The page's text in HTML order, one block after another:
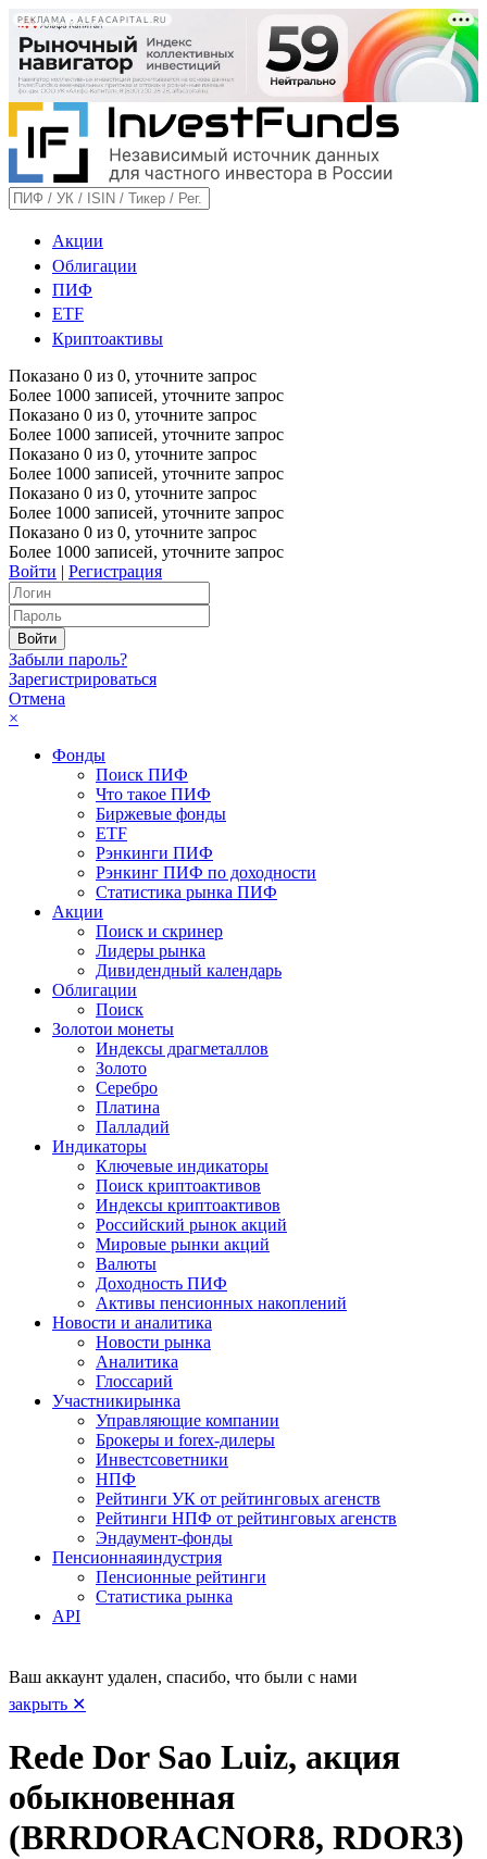
РЕКЛАМА • ALFACAPITAL.RU
Акции
Облигации
ПИФ
ETF
Криптоактивы
Показано 0 из 0, уточните запрос
Более 1000 записей, уточните запрос
Показано 0 из 0, уточните запрос
Более 1000 записей, уточните запрос
Показано 0 из 0, уточните запрос
Более 1000 записей, уточните запрос
Показано 0 из 0, уточните запрос
Более 1000 записей, уточните запрос
Показано 0 из 0, уточните запрос
Более 1000 записей, уточните запрос
Войти | Регистрация
Забыли пароль?
Зарегистрироваться
Отмена
×
Фонды
Поиск ПИФ
Что такое ПИФ
Биржевые фонды
ETF
Рэнкинги ПИФ
Рэнкинг ПИФ по доходности
Статистика рынка ПИФ
Акции
Поиск и скринер
Лидеры рынка
Дивидендный календарь
Облигации
Поиск
Золотои монеты
Индексы драгметаллов
Золото
Серебро
Платина
Палладий
Индикаторы
Ключевые индикаторы
Поиск криптоактивов
Индексы криптоактивов
Российский рынок акций
Мировые рынки акций
Валюты
Доходность ПИФ
Активы пенсионных накоплений
Новости и аналитика
Новости рынка
Аналитика
Глоссарий
Участникирынка
Управляющие компании
Брокеры и forex-дилеры
Инвестсоветники
НПФ
Рейтинги УК от рейтинговых агенств
Рейтинги НПФ от рейтинговых агенств
Эндаумент-фонды
Пенсионнаяиндустрия
Пенсионные рейтинги
Статистика рынка
API
Ваш аккаунт удален, спасибо, что были с нами
закрыть ✕
Rede Dor Sao Luiz, акция
обыкновенная
(BRRDORACNOR8, RDOR3)